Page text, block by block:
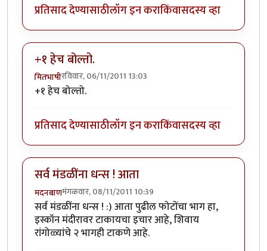
प्रतिसाद देण्यासाठीलॉग इन कराकिंवासदस्य व्हा
+१ हेच बोल्तो.
मितभाषीरविवार, 06/11/2011 13:03
+१ हेच बोल्तो.
प्रतिसाद देण्यासाठीलॉग इन कराकिंवासदस्य व्हा
सर्व मंडळींना धन्स ! आता
मदनबाणमंगळवार, 08/11/2011 10:39
सर्व मंडळींना धन्स ! :) आता पुढील फोटोंचा भाग हा,
इस्कॉन मंदीरावर टाकायचा इचार आहे, शिवाय
रांगोळ्यांचे २ भागही टाकणे आहे.